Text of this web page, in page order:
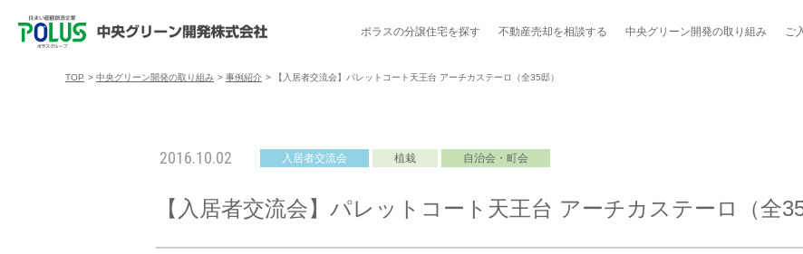
ポラスの分譲住宅を探す
ポラスの分譲住宅を探す
不動産売却を相談する 中央グリーン開発の取り組み
中央グリーン開発の取り組み
ご
TOP > 中央グリーン開発の取り組み > 事例紹介 > 【入居者交流会】パレットコート天王台 アーチカステーロ（全35邸）
2016.10.02 入居者交流会 植栽 自治会・町会
【入居者交流会】パレットコート天王台 アーチカステーロ（全35